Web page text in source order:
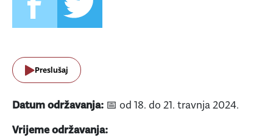
Preslušaj
Datum održavanja: 📅 od 18. do 21. travnja 2024.
Vrijeme održavanja: